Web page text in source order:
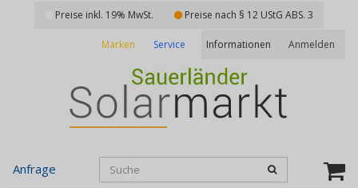
Preise inkl. 19% MwSt. Preise nach § 12 UStG ABS. 3
Informationen Anmelden
Marken Service
Anfrage